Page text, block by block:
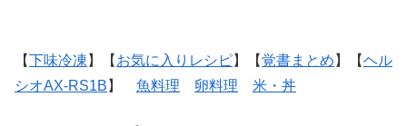
【下味冷凍 】【 お気に入りレシピ】【覚書まとめ 】【ヘル
シオAX-RS1B 】 魚料理 卵料理 米・丼